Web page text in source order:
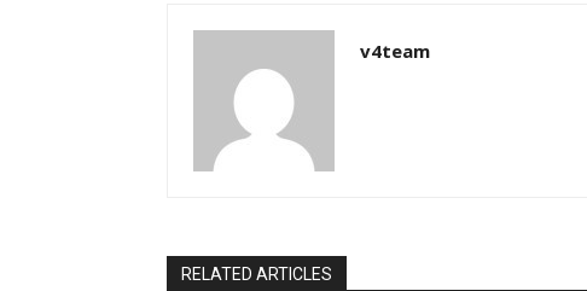
v4team
RELATED ARTICLES